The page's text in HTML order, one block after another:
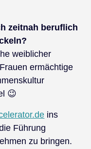
zeitnah beruflich
weiblicher
ermächtige
😉
ins
Führung
zu bringen.